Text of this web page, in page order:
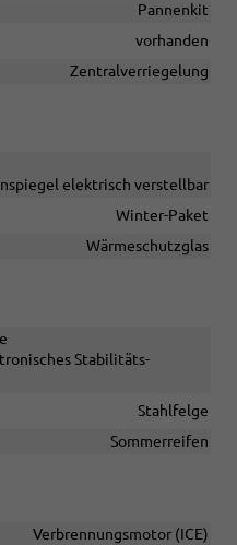
Pannenkit
vorhanden
Zentralverriegelung
elektrisch verstellbar
Winter-Paket
Wärmeschutzglas
Stabilitäts-
Stahlfelge
Sommerreifen
Verbrennungsmotor (ICE)